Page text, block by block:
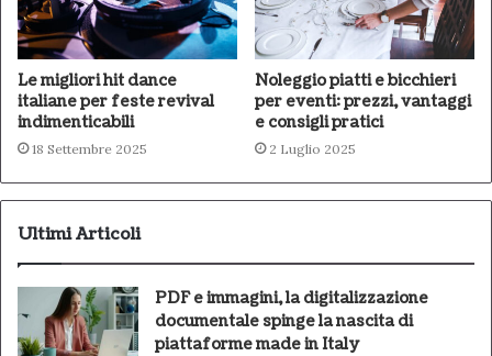
Le migliori hit dance
italiane per feste revival
indimenticabili
18 Settembre 2025
Noleggio piatti e bicchieri
per eventi: prezzi, vantaggi
e consigli pratici
2 Luglio 2025
Ultimi Articoli
PDF e immagini, la digitalizzazione
documentale spinge la nascita di
piattaforme made in Italy